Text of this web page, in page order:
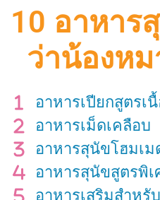
10 อาหาร
ว่าน้องห
อาหารเปียกสูตรเ
อาหารเม็ดเคลือบ
อาหารสุนัขโฮมเม
อาหารสุนัขสูตรพิเ
อาหารเสริมสำหรั